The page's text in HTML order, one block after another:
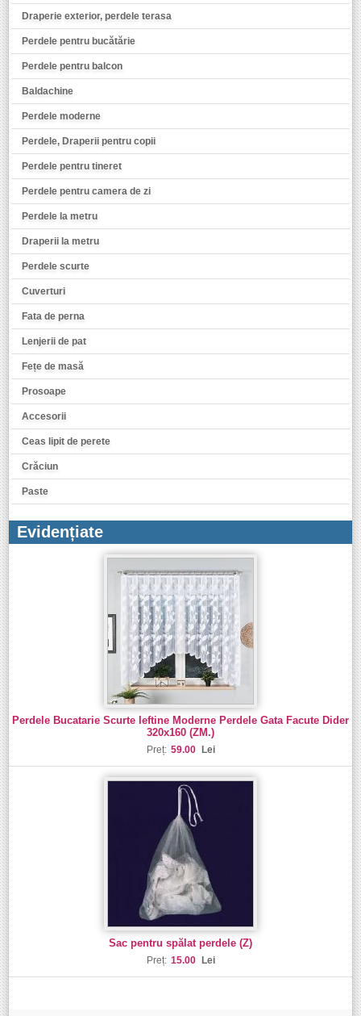
Draperie exterior, perdele terasa
Perdele pentru bucătărie
Perdele pentru balcon
Baldachine
Perdele moderne
Perdele, Draperii pentru copii
Perdele pentru tineret
Perdele pentru camera de zi
Perdele la metru
Draperii la metru
Perdele scurte
Cuverturi
Fata de perna
Lenjerii de pat
Fețe de masă
Prosoape
Accesorii
Ceas lipit de perete
Crăciun
Paste
Evidențiate
Perdele Bucatarie Scurte Ieftine Moderne Perdele Gata Facute Dider
320x160 (ZM.)
Preț: 59.00 Lei
Sac pentru spălat perdele (Z)
Preț: 15.00 Lei